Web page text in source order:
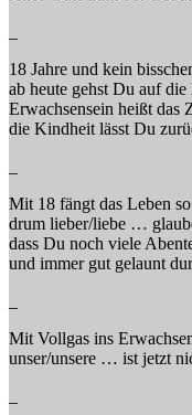
18 Jahre und kein
ab heute gehst Du auf die
Erwachsensein heißt das
die Kindheit lässt Du
Mit 18 fängt das Leben
drum lieber/liebe …
dass Du noch viele
und immer gut gelaunt
Mit Vollgas ins
unser/unsere … ist jetzt